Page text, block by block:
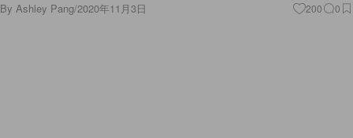
By Ashley Pang/2020年11月3日 200 0